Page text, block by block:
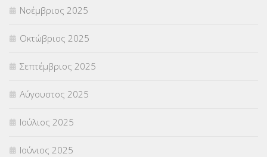
ΥΠΕΡΑΡΙΘΜΟΙ(1)
ΥΠΟΤΡΟΦΙΕΣ(28)
ΦΥΣΙΚΗ ΑΓΩΓΗ(692)
Χωρίς κατηγορία
Νοέμβριος 2025
Οκτώβριος 2025
Σεπτέμβριος 2025
Αύγουστος 2025
Ιούλιος 2025
Ιούνιος 2025